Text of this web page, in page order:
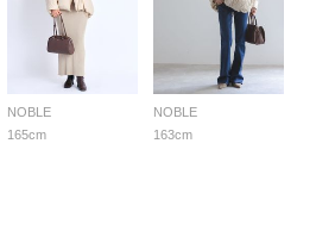
NOBLE
165cm
NOBLE
163cm